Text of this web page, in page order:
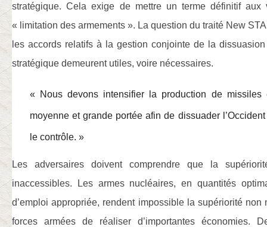
stratégique. Cela exige de mettre un terme définitif aux
« limitation des armements ». La question du traité New
les accords relatifs à la gestion conjointe de la
stratégique demeurent utiles, voire nécessaires.
« Nous devons intensifier la production de missiles
moyenne et grande portée afin de dissuader
le contrôle. »
Les adversaires doivent comprendre que la
inaccessibles. Les armes nucléaires, en quantités
d’emploi appropriée, rendent impossible la supériorité non
forces armées de réaliser d’importantes économies.